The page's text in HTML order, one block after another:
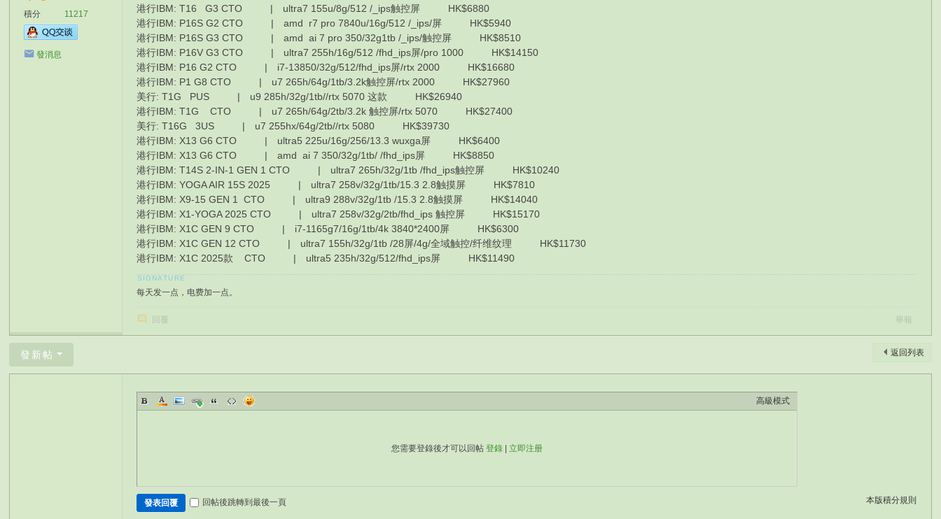
積分 11217
發消息
港行IBM: T16 G3 CTO | ultra7 155u/8g/512 /_ips触控屏 HK$6880
港行IBM: P16S G2 CTO | amd r7 pro 7840u/16g/512 /_ips/屏 HK$5940
港行IBM: P16S G3 CTO | amd ai 7 pro 350/32g1tb /_ips/触控屏 HK$8510
港行IBM: P16V G3 CTO | ultra7 255h/16g/512 /fhd_ips屏/pro 1000 HK$14150
港行IBM: P16 G2 CTO | i7-13850/32g/512/fhd_ips屏/rtx 2000 HK$16680
港行IBM: P1 G8 CTO | u7 265h/64g/1tb/3.2k触控屏/rtx 2000 HK$27960
美行: T1G PUS | u9 285h/32g/1tb//rtx 5070 这款 HK$26940
港行IBM: T1G CTO | u7 265h/64g/2tb/3.2k 触控屏/rtx 5070 HK$27400
美行: T16G 3US | u7 255hx/64g/2tb//rtx 5080 HK$39730
港行IBM: X13 G6 CTO | ultra5 225u/16g/256/13.3 wuxga屏 HK$6400
港行IBM: X13 G6 CTO | amd ai 7 350/32g/1tb/ /fhd_ips屏 HK$8850
港行IBM: T14S 2-IN-1 GEN 1 CTO | ultra7 265h/32g/1tb /fhd_ips触控屏 HK$10240
港行IBM: YOGA AIR 15S 2025 | ultra7 258v/32g/1tb/15.3 2.8触摸屏 HK$7810
港行IBM: X9-15 GEN 1 CTO | ultra9 288v/32g/1tb /15.3 2.8触摸屏 HK$14040
港行IBM: X1-YOGA 2025 CTO | ultra7 258v/32g/2tb/fhd_ips 触控屏 HK$15170
港行IBM: X1C GEN 9 CTO | i7-1165g7/16g/1tb/4k 3840*2400屏 HK$6300
港行IBM: X1C GEN 12 CTO | ultra7 155h/32g/1tb /28屏/4g/全域触控/纤维纹理 HK$11730
港行IBM: X1C 2025款 CTO | ultra5 235h/32g/512/fhd_ips屏 HK$11490
每天发一点，电费加一点。
回覆 舉報
返回列表
發新帖
高級模式
您需要登錄後才可以回帖登錄 立即注册
本版積分規則
發表回覆 回帖後跳轉到最後一頁